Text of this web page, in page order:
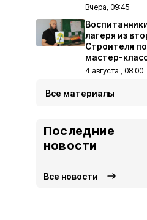
Вчера, 09:45
лагеря из
Строителя
мастер-
4 августа , 08:00
Все материалы
Последние
новости
Все новости